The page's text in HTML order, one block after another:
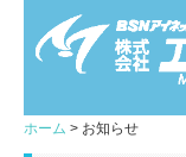
ホーム お知らせ